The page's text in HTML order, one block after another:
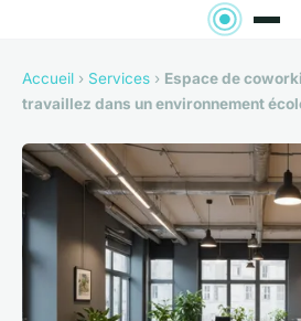
Accueil › Services › Espace de
travaillez dans un environnement